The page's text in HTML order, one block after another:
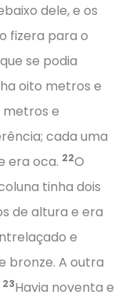
dele, e os
fizera para o
se podia
oito metros e
e
cada uma
era oca. 22O
tinha dois
de altura e era
e
bronze. A outra
23Havia noventa e